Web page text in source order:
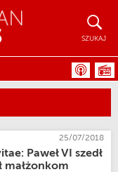
SZUKAJ
25/07/2018
Paweł VI szedł
małżonkom